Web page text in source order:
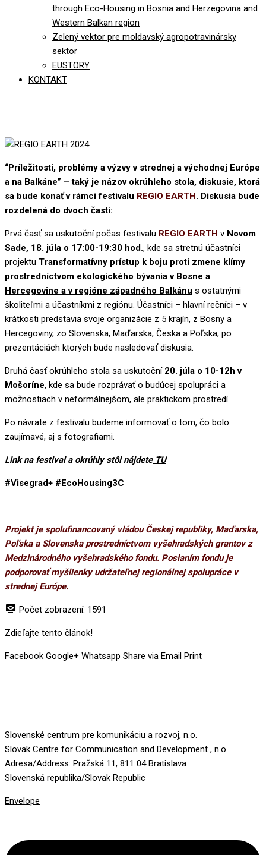
through Eco-Housing in Bosnia and Herzegovina and
Western Balkan region
Zelený vektor pre moldavský agropotravinársky
sektor
EUSTORY
KONTAKT
“Príležitosti, problémy a výzvy v strednej a východnej Európe
a na Balkáne” – taký je názov okrúhleho stola, diskusie, ktorá
sa bude konať v rámci festivalu REGIO EARTH. Diskusia bude
rozdelená do dvoch častí:
Prvá časť sa uskutoční počas festivalu REGIO EARTH v Novom
Sade, 18. júla o 17:00-19:30 hod., kde sa stretnú účastníci
projektu Transformatívny prístup k boju proti zmene klímy
prostredníctvom ekologického bývania v Bosne a
Hercegovine a v regióne západného Balkánu s ostatnými
školiteľmi a účastníkmi z regiónu. Účastníci – hlavní rečníci – v
krátkosti predstavia svoje organizácie z 5 krajín, z Bosny a
Hercegoviny, zo Slovenska, Maďarska, Česka a Poľska, po
prezentáciách ktorých bude nasledovať diskusia.
Druhá časť okrúhleho stola sa uskutoční 20. júla o 10-12h v
Mošoríne, kde sa bude rozprávať o budúcej spolupráci a
možnostiach v neformálnejšom, ale praktickom prostredí.
Po návrate z festivalu budeme informovať o tom, čo bolo
zaujímavé, aj s fotografiami.
Link na festival a okrúhly stôl nájdeteTU
#Visegrad+ #EcoHousing3C
Projekt je spolufinancovaný vládou Českej republiky, Maďarska,
Poľska a Slovenska prostredníctvom vyšehradských grantov z
Medzinárodného vyšehradského fondu. Poslaním fondu je
podporovať myšlienky udržateľnej regionálnej spolupráce v
strednej Európe.
Počet zobrazení: 1591
Zdieľajte tento článok!
Facebook Google+ Whatsapp Share via Email Print
Slovenské centrum pre komunikáciu a rozvoj, n.o.
Slovak Centre for Communication and Development , n.o.
Adresa/Address: Pražská 11, 811 04 Bratislava
Slovenská republika/Slovak Republic
Envelope